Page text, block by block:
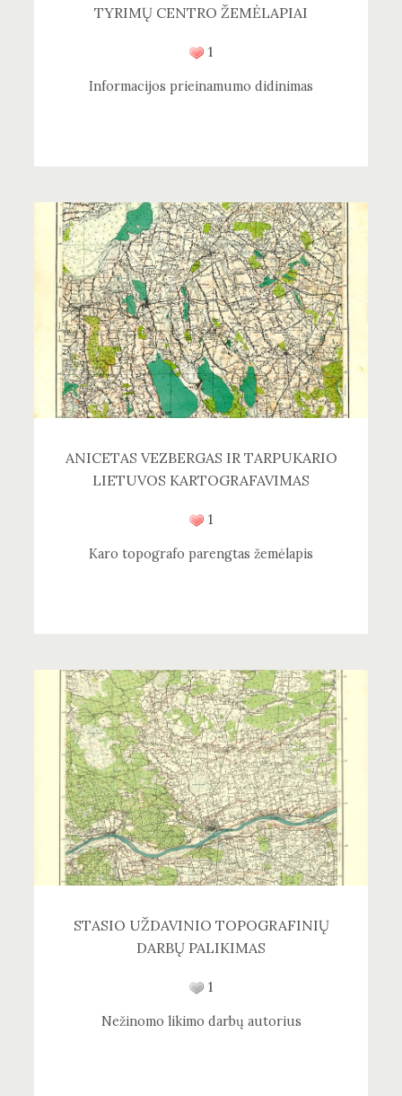
TYRIMŲ CENTRO ŽEMĖLAPIAI
1
Informacijos prieinamumo didinimas
ANICETAS VEZBERGAS IR TARPUKARIO
LIETUVOS KARTOGRAFAVIMAS
1
Karo topografo parengtas žemėlapis
STASIO UŽDAVINIO TOPOGRAFINIŲ
DARBŲ PALIKIMAS
1
Nežinomo likimo darbų autorius